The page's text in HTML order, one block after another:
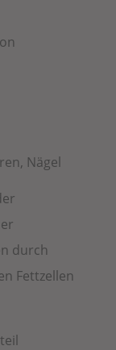
Nägel
durch
Fettzellen